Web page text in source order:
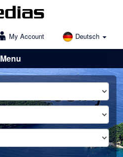
My Account Deutsch
Menu
Lošinj